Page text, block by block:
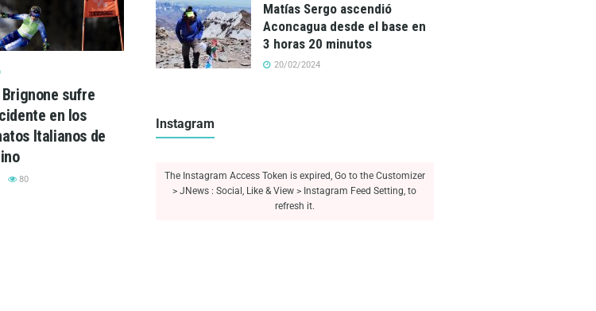
sufre
en los
Italianos de
80
Matías Sergo ascendió
Aconcagua desde el base en
3 horas 20 minutos
20/02/2024
Instagram
The Instagram Access Token is expired, Go to the Customizer
> JNews : Social, Like & View > Instagram Feed Setting, to
refresh it.